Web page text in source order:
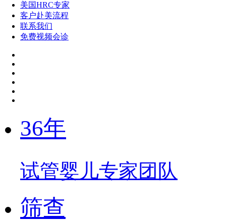
美国HRC专家
客户赴美流程
联系我们
免费视频会诊
36年
试管婴儿专家团队
筛查